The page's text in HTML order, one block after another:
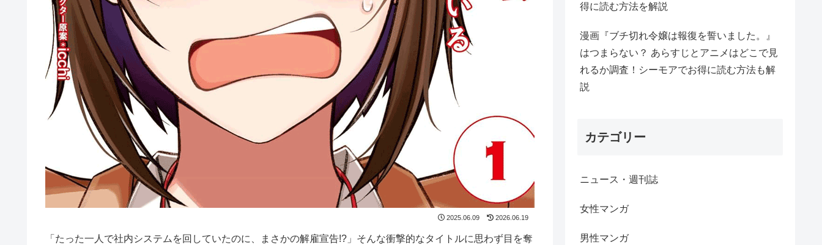
2025.06.09 2026.06.19
「たった一人で社内システムを回していたのに、まさかの解雇宣告!?」そんな衝撃的なタイトルに思わず目を奪
得に読む方法を解説
漫画『ブチ切れ令嬢は報復を誓いました。』
はつまらない？ あらすじとアニメはどこで見
れるか調査！シーモアでお得に読む方法も解
説
カテゴリー
ニュース・週刊誌
女性マンガ
男性マンガ